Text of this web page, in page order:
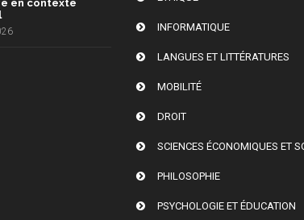
en contexte
INFORMATIQUE
LANGUES ET LITTÉRATURES
MOBILITÉ
DROIT
SCIENCES ÉCONOMIQUES ET
PHILOSOPHIE
PSYCHOLOGIE ET ÉDUCATION